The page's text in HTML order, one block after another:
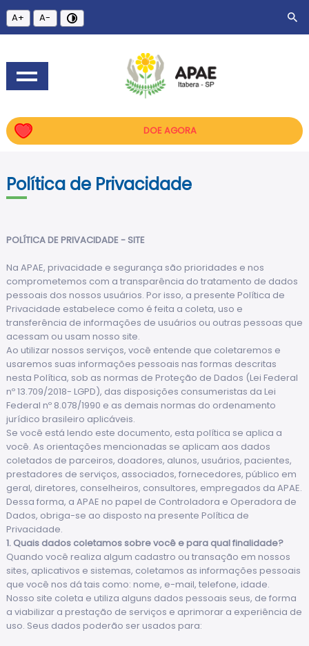
A+ A-
DOE AGORA
Política de Privacidade
POLÍTICA DE PRIVACIDADE - SITE
Na APAE, privacidade e segurança são prioridades e nos
comprometemos com a transparência do tratamento de dados
pessoais dos nossos usuários. Por isso, a presente Política de
Privacidade estabelece como é feita a coleta, uso e
transferência de informações de usuários ou outras pessoas que
acessam ou usam nosso site.
Ao utilizar nossos serviços, você entende que coletaremos e
usaremos suas informações pessoais nas formas descritas
nesta Política, sob as normas de Proteção de Dados (Lei Federal
nº 13.709/2018- LGPD), das disposições consumeristas da Lei
Federal nº 8.078/1990 e as demais normas do ordenamento
jurídico brasileiro aplicáveis.
Se você está lendo este documento, esta política se aplica a
você. As orientações mencionadas se aplicam aos dados
coletados de parceiros, doadores, alunos, usuários, pacientes,
prestadores de serviços, associados, fornecedores, público em
geral, diretores, conselheiros, consultores, empregados da APAE.
Dessa forma, a APAE no papel de Controladora e Operadora de
Dados, obriga-se ao disposto na presente Política de
Privacidade.
1. Quais dados coletamos sobre você e para qual finalidade?
Quando você realiza algum cadastro ou transação em nossos
sites, aplicativos e sistemas, coletamos as informações pessoais
que você nos dá tais como: nome, e-mail, telefone, idade.
Nosso site coleta e utiliza alguns dados pessoais seus, de forma
a viabilizar a prestação de serviços e aprimorar a experiência de
uso. Seus dados poderão ser usados para: